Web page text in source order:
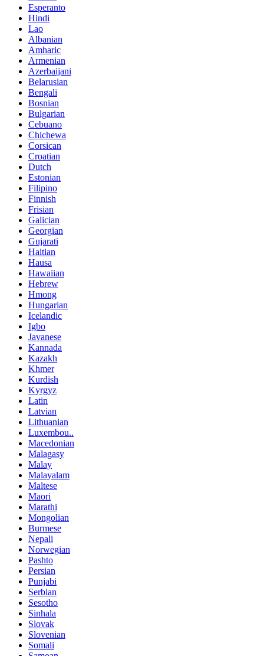
Esperanto
Hindi
Lao
Albanian
Amharic
Armenian
Azerbaijani
Belarusian
Bengali
Bosnian
Bulgarian
Cebuano
Chichewa
Corsican
Croatian
Dutch
Estonian
Filipino
Finnish
Frisian
Galician
Georgian
Gujarati
Haitian
Hausa
Hawaiian
Hebrew
Hmong
Hungarian
Icelandic
Igbo
Javanese
Kannada
Kazakh
Khmer
Kurdish
Kyrgyz
Latin
Latvian
Lithuanian
Luxembou..
Macedonian
Malagasy
Malay
Malayalam
Maltese
Maori
Marathi
Mongolian
Burmese
Nepali
Norwegian
Pashto
Persian
Punjabi
Serbian
Sesotho
Sinhala
Slovak
Slovenian
Somali